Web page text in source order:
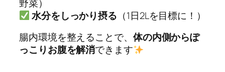
野菜）
水分をしっかり摂る （1日2Lを目標に！）
腸内環境を整えることで、 体の内側からぽ
っこりお腹を解消できます